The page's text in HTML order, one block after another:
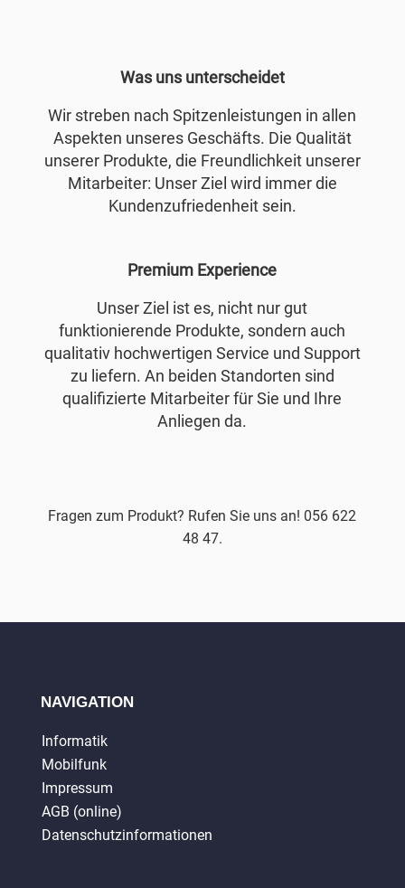
Was uns unterscheidet
Wir streben nach Spitzenleistungen in allen
Aspekten unseres Geschäfts. Die Qualität
unserer Produkte, die Freundlichkeit unserer
Mitarbeiter: Unser Ziel wird immer die
Kundenzufriedenheit sein.
Premium Experience
Unser Ziel ist es, nicht nur gut
funktionierende Produkte, sondern auch
qualitativ hochwertigen Service und Support
zu liefern. An beiden Standorten sind
qualifizierte Mitarbeiter für Sie und Ihre
Anliegen da.
Fragen zum Produkt? Rufen Sie uns an! 056 622
48 47.
NAVIGATION
Informatik
Mobilfunk
Impressum
AGB (online)
Datenschutzinformationen